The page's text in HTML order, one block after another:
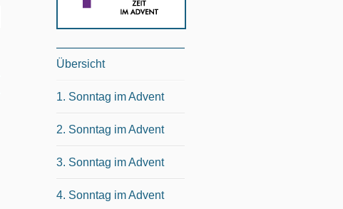
Übersicht
1. Sonntag im Advent
2. Sonntag im Advent
3. Sonntag im Advent
4. Sonntag im Advent